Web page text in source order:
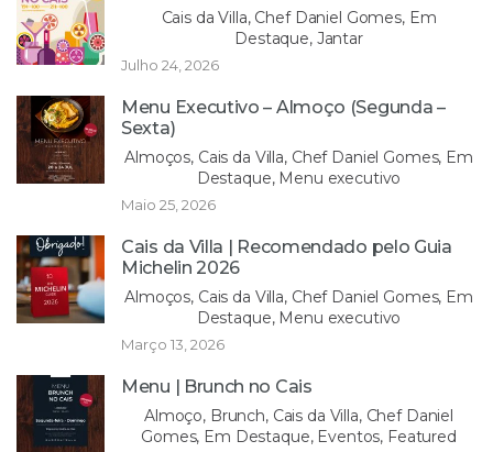
Cais da Villa, Chef Daniel Gomes, Em
Destaque, Jantar
Julho 24, 2026
Menu Executivo – Almoço (Segunda –
Sexta)
Almoços, Cais da Villa, Chef Daniel Gomes, Em
Destaque, Menu executivo
Maio 25, 2026
Cais da Villa | Recomendado pelo Guia
Michelin 2026
Almoços, Cais da Villa, Chef Daniel Gomes, Em
Destaque, Menu executivo
Março 13, 2026
Menu | Brunch no Cais
Almoço, Brunch, Cais da Villa, Chef Daniel
Gomes, Em Destaque, Eventos, Featured